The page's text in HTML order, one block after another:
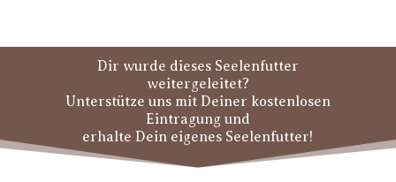
Dir wurde dieses Seelenfutter
weitergeleitet?
Unterstütze uns mit Deiner kostenlosen
Eintragung und
erhalte Dein eigenes Seelenfutter!